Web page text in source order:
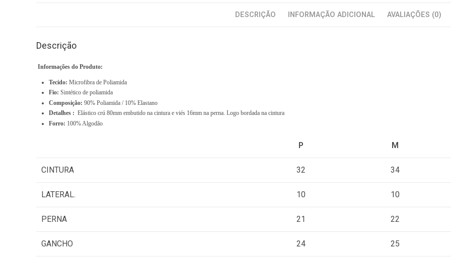
s
DESCRIÇÃO INFORMAÇÃO ADICIONAL AVALIAÇÕES (0)
Descrição
Informações do Produto:
Tecido: Microfibra de Poliamida
Fio: Sintético de poliamida
Composição: 90% Poliamida / 10% Elastano
Detalhes : Elástico crú 80mm embutido na cintura e viés 16mm na perna. Logo bordada na cintura
Forro: 100% Algodão
P M
CINTURA 32 34
LATERAL. 10 10
PERNA 21 22
GANCHO 24 25